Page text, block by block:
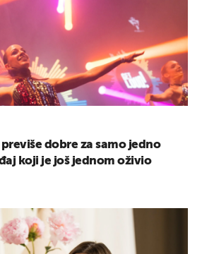
dobre za samo jedno
koji je još jednom oživio